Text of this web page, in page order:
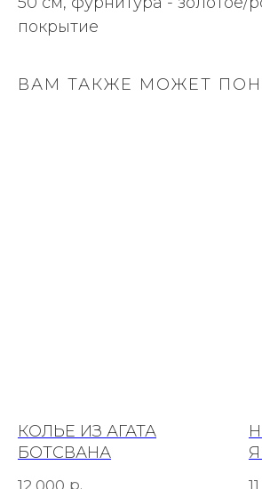
покрытие
ВАМ ТАКЖЕ МОЖЕТ
КОЛЬЕ ИЗ АГАТА
БОТСВАНА
12 000 р.